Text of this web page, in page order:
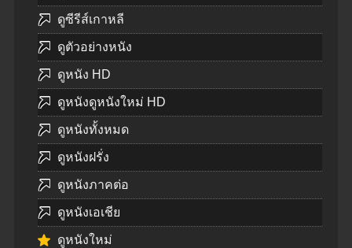
ดูซีรีส์เกาหลี
ดูตัวอย่างหนัง
ดูหนัง HD
ดูหนังดูหนังใหม่ HD
ดูหนังทั้งหมด
ดูหนังฝรั่ง
ดูหนังภาคต่อ
ดูหนังเอเชีย
ดูหนังใหม่